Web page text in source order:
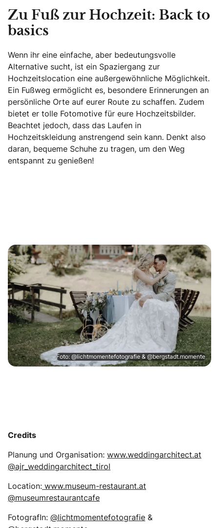
Zu Fuß zur Hochzeit: Back to
basics
Wenn ihr eine einfache, aber bedeutungsvolle
Alternative sucht, ist ein Spaziergang zur
Hochzeitslocation eine außergewöhnliche Möglichkeit.
Ein Fußweg ermöglicht es, besondere Erinnerungen an
persönliche Orte auf eurer Route zu schaffen. Zudem
bietet er tolle Fotomotive für eure Hochzeitsbilder.
Beachtet jedoch, dass das Laufen in
Hochzeitskleidung anstrengend sein kann. Denkt also
daran, bequeme Schuhe zu tragen, um den Weg
entspannt zu genießen!
Foto: @lichtmomentefotografie & @bergstadt.momente
Credits
Planung und Organisation: www.weddingarchitect.at
@ajr_weddingarchitect_tirol
Location: www.museum-restaurant.at
@museumrestaurantcafe
FotografIn: @lichtmomentefotografie &